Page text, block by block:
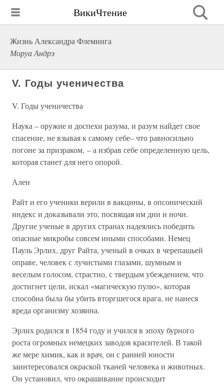
ВикиЧтение
Жизнь Александра Флеминга
Моруа Андрэ
V. Годы ученичества
V. Годы ученичества
Наука – оружие и доспехи разума, и разум найдет свое
спасение, не взывая к самому себе– что равносильно
погоне за призраком, – а избрав себе определенную цель,
которая станет для него опорой.
Ален
Райт и его ученики верили в вакцины, в опсонический
индекс и доказывали это, посвящая им дни и ночи.
Другие ученые в других странах надеялись победить
опасные микробы совсем иными способами. Немец
Пауль Эрлих, друг Райта, ученый в очках в черепашьей
оправе, человек с лучистыми глазами, шумным и
веселым голосом, страстно, с твердым убеждением, что
достигнет цели, искал «магическую пулю», которая
способна была бы убить вторгшегося врага, не нанеся
вреда организму хозяина.
Эрлих родился в 1854 году и учился в эпоху бурного
роста огромных немецких заводов красителей. В такой
же мере химик, как и врач, он с ранней юности
заинтересовался окраской тканей человека и животных.
Он установил, что окрашивание происходит